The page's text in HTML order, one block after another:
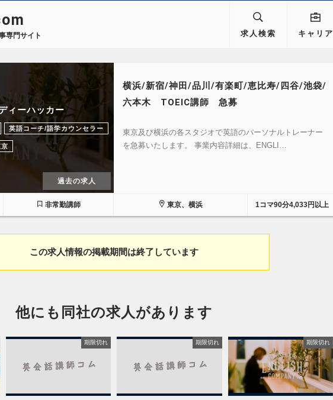
専門サイト 求人検索 キャリア
ィーハッカー
英語コーチ/語学カウンセラー
京
過去の求人
横浜/新宿/神田/品川/有楽町/恵比寿/四谷/池袋/
六本木 TOEIC講師 急募
東京及び横浜の各スタジオで英語のパーソナルトレーナー
を急募いたします。 事業内容詳細は、ENGLI…
非常勤講師 東京、横浜 1コマ90分4,033円以上
この求人情報の掲載期間は終了しています
他にも同社の求人があります
期限切れ 期限切れ 期限切れ